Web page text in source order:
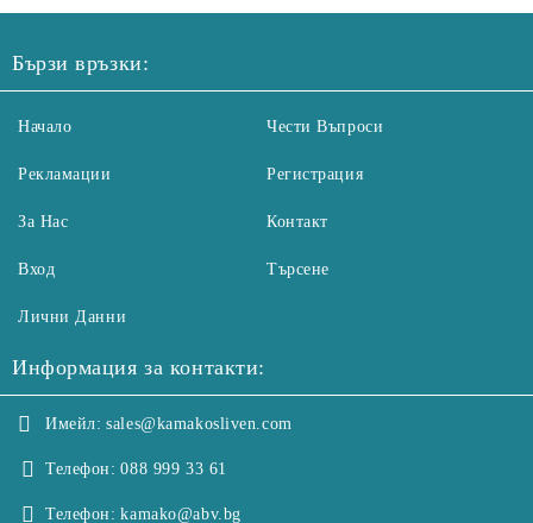
Бързи връзки:
Начало
Рекламации
За Нас
Вход
Чести Въпроси
Регистрация
Контакт
Търсене
Лични Данни
Информация за контакти:
Имейл: sales@kamakosliven.com
Телефон: 088 999 33 61
Телефон: kamako@abv.bg